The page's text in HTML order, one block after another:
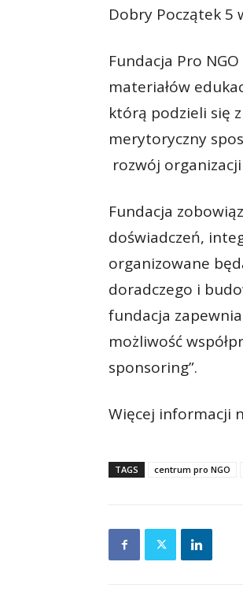
Dobry Początek 5
Fundacja Pro
materiałów
którą podzieli się
merytoryczny
rozwój
Fundacja
doświadczeń,
organizowane
doradczego i
fundacja
możliwość
sponsoring”.
Więcej informacji
TAGS centrum pro NGO